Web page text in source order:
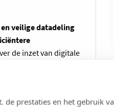
de prestaties en het gebruik
veilige datadeling
de inzet van digitale
en
we voor 2027